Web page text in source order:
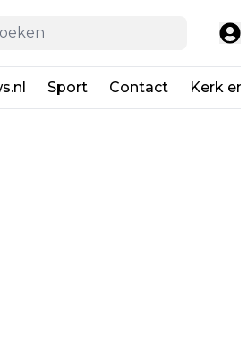
Sport Contact Kerk